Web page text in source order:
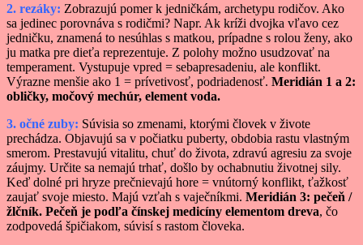
2. rezáky: Zobrazujú pomer k jedničkám, archetypu rodičov. Ako
sa jedinec porovnáva s rodičmi? Napr. Ak kríži dvojka vľavo cez
jedničku, znamená to nesúhlas s matkou, prípadne s rolou ženy, ako
ju matka pre dieťa reprezentuje. Z polohy možno usudzovať na
temperament. Vystupuje vpred = sebapresadeniu, ale konflikt.
Výrazne menšie ako 1 = prívetivosť, podriadenosť. Meridián 1 a 2:
obličky, močový mechúr, element voda.
3. očné zuby: Súvisia so zmenami, ktorými človek v živote
prechádza. Objavujú sa v počiatku puberty, obdobia rastu vlastným
smerom. Prestavujú vitalitu, chuť do života, zdravú agresiu za svoje
záujmy. Určite sa nemajú trhať, došlo by ochabnutiu životnej sily.
Keď dolné pri hryze prečnievajú hore = vnútorný konflikt, ťažkosť
zaujať svoje miesto. Majú vzťah s vaječníkmi. Meridián 3: pečeň /
žlčník. Pečeň je podľa čínskej medicíny elementom dreva, čo
zodpovedá špičiakom, súvisí s rastom človeka.